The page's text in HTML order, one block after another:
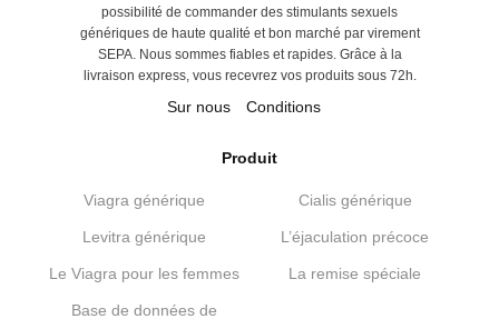
possibilité de commander des stimulants sexuels
génériques de haute qualité et bon marché par virement
SEPA. Nous sommes fiables et rapides. Grâce à la
livraison express, vous recevrez vos produits sous 72h.
Sur nous Conditions
Produit
Viagra générique Cialis générique
Levitra générique L’éjaculation précoce
Le Viagra pour les femmes La remise spéciale
Base de données de